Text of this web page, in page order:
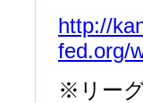
http://
fed.org/
※リー